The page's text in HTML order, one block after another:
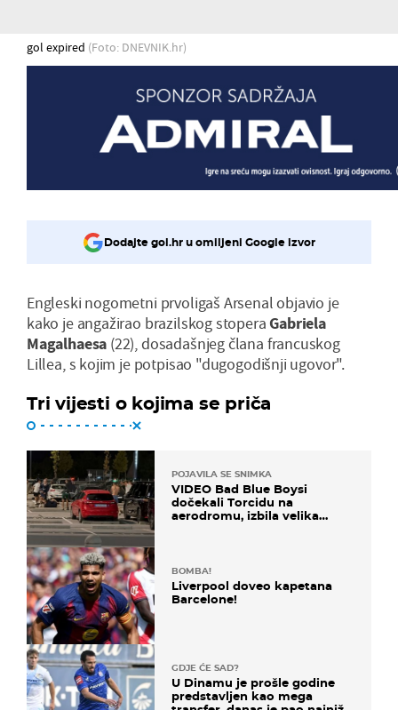
gol expired (Foto: DNEVNIK.hr)
Dodajte gol.hr u omiljeni Google izvor
Engleski nogometni prvoligaš Arsenal objavio je
kako je angažirao brazilskog stoperaGabriela
Magalhaesa (22), dosadašnjeg člana francuskog
Lillea, s kojim je potpisao "dugogodišnji ugovor".
Tri vijesti o kojima se priča
POJAVILA SE SNIMKA
VIDEO Bad Blue Boysi
dočekali Torcidu na
aerodromu, izbila velika
BOMBA!
Liverpool doveo kapetana
Barcelone!
GDJE ĆE SAD?
U Dinamu je prošle godine
predstavljen kao mega